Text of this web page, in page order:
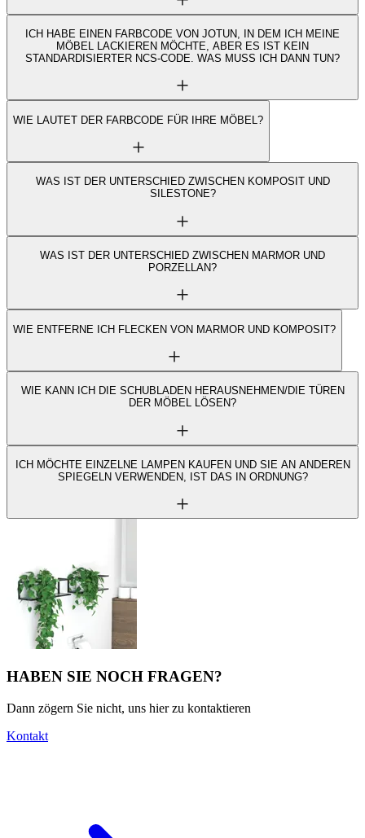
ICH HABE EINEN FARBCODE VON JOTUN, IN DEM ICH MEINE
MÖBEL LACKIEREN MÖCHTE, ABER ES IST KEIN
STANDARDISIERTER NCS-CODE. WAS MUSS ICH DANN TUN?
WIE LAUTET DER FARBCODE FÜR IHRE MÖBEL?
WAS IST DER UNTERSCHIED ZWISCHEN KOMPOSIT UND
SILESTONE?
WAS IST DER UNTERSCHIED ZWISCHEN MARMOR UND
PORZELLAN?
WIE ENTFERNE ICH FLECKEN VON MARMOR UND KOMPOSIT?
WIE KANN ICH DIE SCHUBLADEN HERAUSNEHMEN/DIE TÜREN
DER MÖBEL LÖSEN?
ICH MÖCHTE EINZELNE LAMPEN KAUFEN UND SIE AN ANDEREN
SPIEGELN VERWENDEN, IST DAS IN ORDNUNG?
HABEN SIE NOCH FRAGEN?
Dann zögern Sie nicht, uns hier zu kontaktieren
Kontakt